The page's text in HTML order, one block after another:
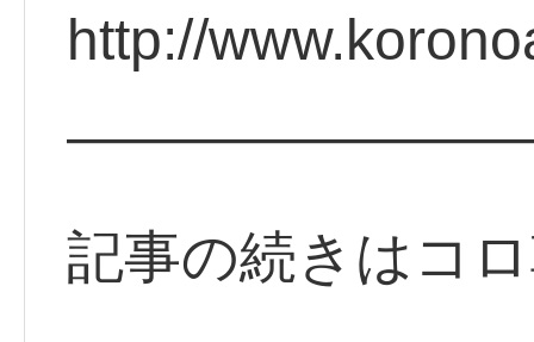
http://
記事の続きはコ